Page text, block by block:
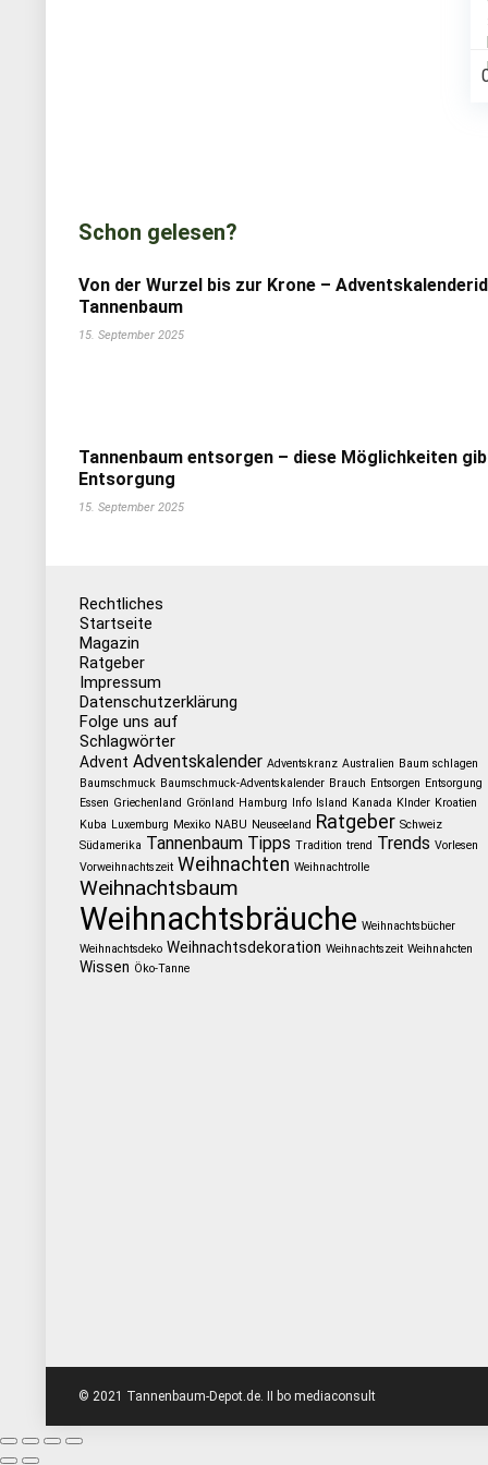
Schon gelesen?
Von der Wurzel bis zur Krone –
Tannenbaum
15. September 2025
Tannenbaum entsorgen – diese Möglichkeiten
Entsorgung
15. September 2025
Rechtliches
Startseite
Magazin
Ratgeber
Impressum
Datenschutzerklärung
Folge uns auf
Schlagwörter
Advent Adventskalender Adventskranz Australien Baum schlagen
Baumschmuck Baumschmuck-Adventskalender Brauch Entsorgen Entsorgung
Essen Griechenland Grönland Hamburg Info Island Kanada KInder Kroatien
Kuba Luxemburg Mexiko NABU Neuseeland Ratgeber Schweiz
Südamerika Tannenbaum Tipps Tradition trend Trends Vorlesen
Vorweihnachtszeit Weihnachten Weihnachtrolle
Weihnachtsbaum
Weihnachtsbräuche Weihnachtsbücher
Weihnachtsdeko Weihnachtsdekoration Weihnachtszeit Weihnahcten
Wissen Öko-Tanne
© 2021 Tannenbaum-Depot.de. II bo mediaconsult